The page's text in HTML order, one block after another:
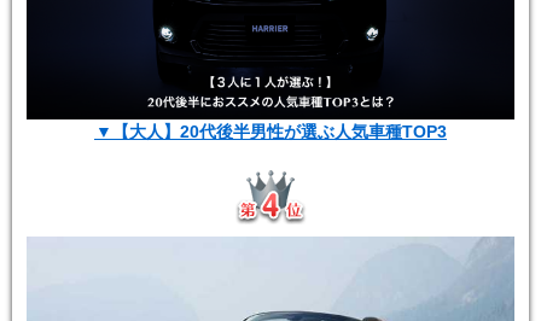
▼【大人】20代後半男性が選ぶ人気車種TOP3